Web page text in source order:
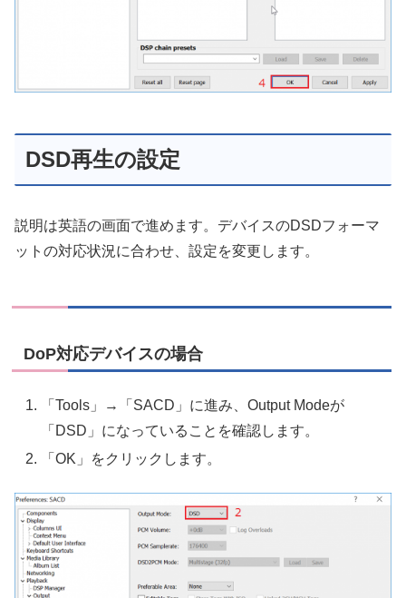
DSD再生の設定
説明は英語の画面で進めます。デバイスのDSDフォーマ
ットの対応状況に合わせ、設定を変更します。
DoP対応デバイスの場合
「Tools」→「SACD」に進み、Output Modeが
「DSD」になっていることを確認します。
「OK」をクリックします。